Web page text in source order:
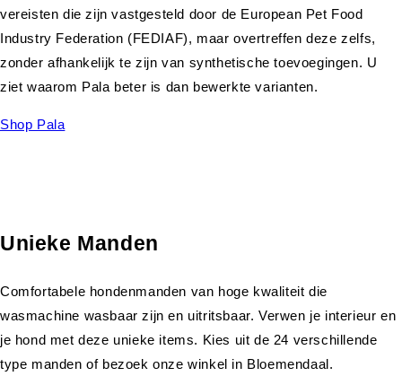
vereisten die zijn vastgesteld door de European Pet Food
Industry Federation (FEDIAF), maar overtreffen deze zelfs,
zonder afhankelijk te zijn van synthetische toevoegingen. U
ziet waarom Pala beter is dan bewerkte varianten.
Shop Pala
Unieke Manden
Comfortabele hondenmanden van hoge kwaliteit die
wasmachine wasbaar zijn en uitritsbaar. Verwen je interieur en
je hond met deze unieke items. Kies uit de 24 verschillende
type manden of bezoek onze winkel in Bloemendaal.